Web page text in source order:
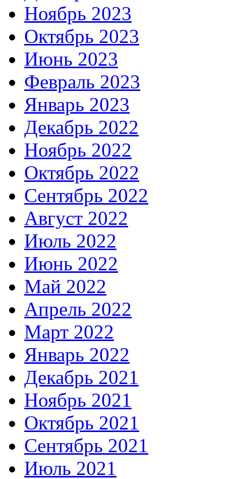
Ноябрь 2023
Октябрь 2023
Июнь 2023
Февраль 2023
Январь 2023
Декабрь 2022
Ноябрь 2022
Октябрь 2022
Сентябрь 2022
Август 2022
Июль 2022
Июнь 2022
Май 2022
Апрель 2022
Март 2022
Январь 2022
Декабрь 2021
Ноябрь 2021
Октябрь 2021
Сентябрь 2021
Июль 2021